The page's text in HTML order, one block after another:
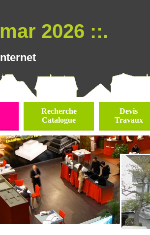
2026 ::.
Recherche
Catalogue
Devis
Travaux